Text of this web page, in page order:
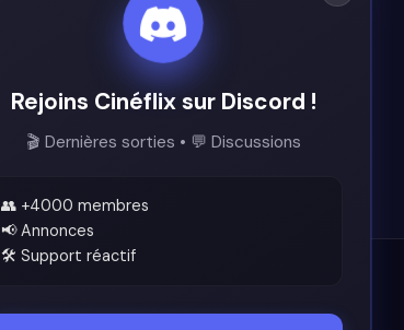
Rejoins Cinéflix sur Discord !
🎬 Dernières sorties • 💬 Discussions
👥 +4000 membres
📢 Annonces
🛠️ Support réactif